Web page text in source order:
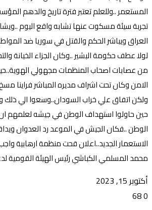
المستعمر ..وللعلم تعتبر فترة تاريخ والدهم
تجربة سيئة مسكوت عنها تشابه واقع اليوم
العراق ويباشر الحكم والقتل في سوريا ضد
لولا عطف حكومة البشير ..وكان الجزاء الخيانة
من عصابات اصحاب المنظمات مجهولي
الامن وكان تحت اشراف مديره المباشر فراينا
ولكن اتفاق علي خراب السودان..وسعوا الي ذلك
حين حاولوا استهداف الوطن في جيشه لعلمهم
الوطن ..فكان الجيش في الموعد رد العدوان
الاستعمار الجديد..اعلان قحت منظمة ارهابية
محمد المسلمي الكباشي رئيس الهيئة القومية
أكتوبر 15, 2023
0